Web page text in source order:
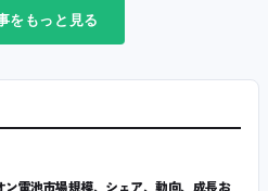
をもっと見る
ン電池市場規模、シェア、動向、成長お